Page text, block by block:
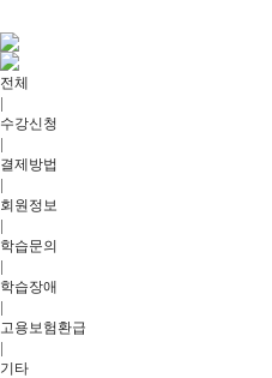
전체
|
수강신청
|
결제방법
|
회원정보
|
학습문의
|
학습장애
|
고용보험환급
|
기타